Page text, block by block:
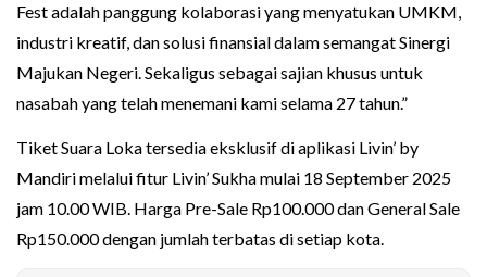
Fest adalah panggung kolaborasi yang menyatukan UMKM,
industri kreatif, dan solusi finansial dalam semangat Sinergi
Majukan Negeri. Sekaligus sebagai sajian khusus untuk
nasabah yang telah menemani kami selama 27 tahun.”
Tiket Suara Loka tersedia eksklusif di aplikasi Livin’ by
Mandiri melalui fitur Livin’ Sukha mulai 18 September 2025
jam 10.00 WIB. Harga Pre-Sale Rp100.000 dan General Sale
Rp150.000 dengan jumlah terbatas di setiap kota.